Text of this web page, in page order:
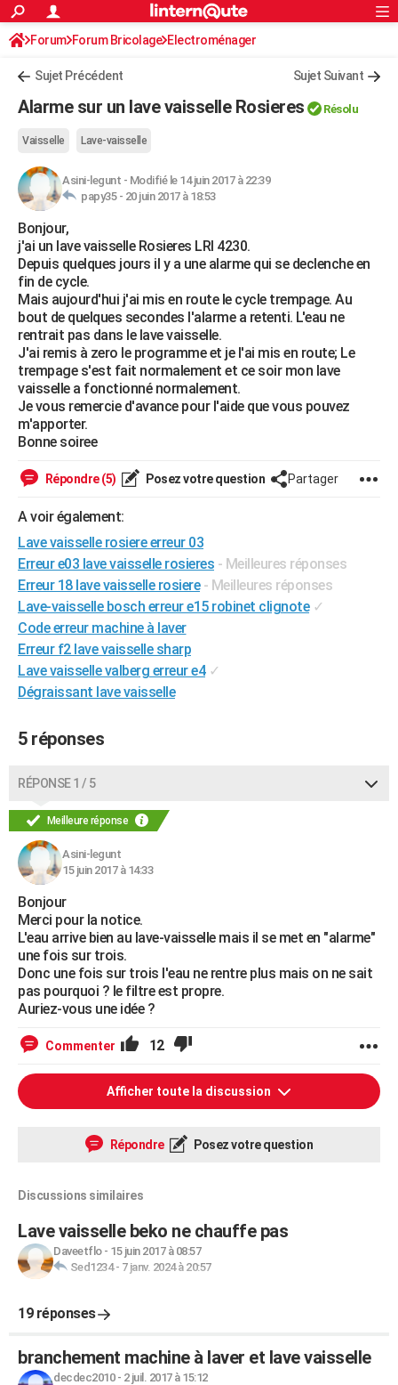
ACTUALITÉS
Politique
Société
Faits Divers
Education
Monde
Villes
+
AUTO
Essais
Réserver un essai
Citadines
Berlines
SUV
Forum auto
+HIGH-TECH
Mobiles
Meilleur smartphone
Internet
Ordinateurs
Jeux vidéo
Guide high-tech
+BRICOLAGE
Forum
Aménagement intérieur
Extérieur
Cuisine
Salle de bains
Jardinage
Rangement
WEEK-END
Guides de France
Escapades
Patrimoine
Expositions
Musées
Week-end nature
+LIFESTYLE
Art de vivre
Bien-être
Loisirs
Mode
Modes de vie
SANTE
Alimentation
Guide de la santé
Maladies
Médicaments
Sommeil
VOYAGE
Destinations
City break
Voyage nature
Voyage de noces
Forum
Climat
PHOTO
CARTE DE VOEUX
Carte de Noël
Carte Bonne année
Carte Saint-Valentin
Carte Pâques
Carte d'anniversaire
DICTIONNAIRE
Dictionnaire
Biographies
Citations
Expressions
Proverbes
PROGRAMME TV
COPAINS D'AVANT
S'inscrire
Se connecter
Lycées
Collèges
Primaires
Universités
Entreprises
Service militaire
Avis de recherche
AVIS DE DÉCÈS
Bricolage
Lifestyle
Culture
Sport
Auto
Television
Voyage
Cinema
S'inscrire
Connexion
Forum Forum Bricolage Electroménager
Sujet Précédent Sujet Suivant
Alarme sur un lave vaisselle Rosieres Résolu
Vaisselle Lave-vaisselle
Asini-legunt - Modifié le 14 juin 2017 à 22:39
papy35 - 20 juin 2017 à 18:53
Bonjour,
j'ai un lave vaisselle Rosieres LRI 4230.
Depuis quelques jours il y a une alarme qui se declenche en
fin de cycle.
Mais aujourd'hui j'ai mis en route le cycle trempage. Au
bout de quelques secondes l'alarme a retenti. L'eau ne
rentrait pas dans le lave vaisselle.
J'ai remis à zero le programme et je l'ai mis en route; Le
trempage s'est fait normalement et ce soir mon lave
vaisselle a fonctionné normalement.
Je vous remercie d'avance pour l'aide que vous pouvez
m'apporter.
Bonne soiree
Répondre (5) Posez votre question Partager
A voir également:
Lave vaisselle rosiere erreur 03
Erreur e03 lave vaisselle rosieres - Meilleures réponses
Erreur 18 lave vaisselle rosiere - Meilleures réponses
Lave-vaisselle bosch erreur e15 robinet clignote ✓
Code erreur machine à laver
Erreur f2 lave vaisselle sharp
Lave vaisselle valberg erreur e4 ✓
Dégraissant lave vaisselle
5 réponses
RÉPONSE 1 / 5
Meilleure réponse
Asini-legunt
15 juin 2017 à 14:33
Bonjour
Merci pour la notice.
L'eau arrive bien au lave-vaisselle mais il se met en "alarme"
une fois sur trois.
Donc une fois sur trois l'eau ne rentre plus mais on ne sait
pas pourquoi ? le filtre est propre.
Auriez-vous une idée ?
Commenter 12
Afficher toute la discussion
Répondre Posez votre question
Discussions similaires
Lave vaisselle beko ne chauffe pas
Daveetflo- 15 juin 2017 à 08:57
Sed1234- 7 janv. 2024 à 20:57
19 réponses
branchement machine à laver et lave vaisselle
decdec2010- 2 juil. 2017 à 15:12